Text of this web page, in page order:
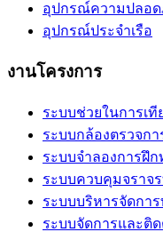
อุปกรณ์ความปลอด
อุปกรณ์ประจำเรือ
งานโครงการ
ระบบช่วยในการเที
ระบบกล้องตรวจก
ระบบจำลองการฝึก
ระบบควบคุมจราจ
ระบบบริหารจัดการ
ระบบจัดการและติ